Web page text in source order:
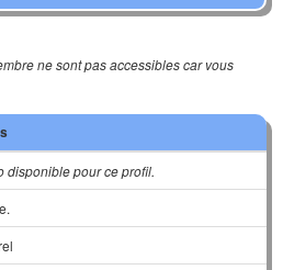
ne sont pas accessibles car vous
disponible pour ce profil.